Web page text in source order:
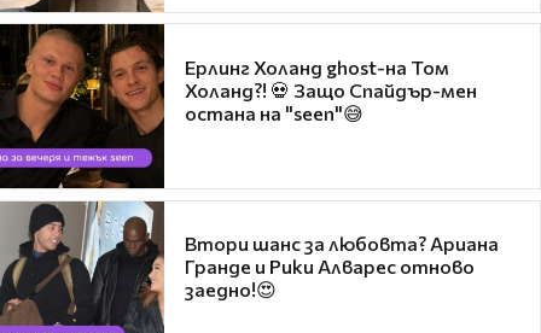
Ерлинг Холанд ghost-на Том
Холанд?! 💀 Защо Спайдър-мен
остана на "seen"😅
Втори шанс за любовта? Ариана
Гранде и Рики Алварес отново
заедно!😍